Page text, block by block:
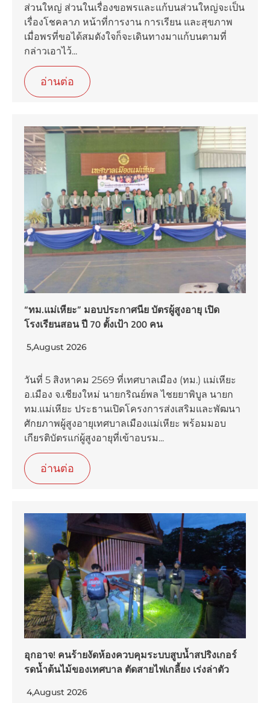
ส่วนใหญ่ ส่วนในเรื่องขอพรและแก้บนส่วนใหญ่จะเป็น
เรื่องโชคลาภ หน้าที่การงาน การเรียน และสุขภาพ
เมื่อพรที่ขอได้สมดังใจก็จะเดินทางมาแก้บนตามที่
กล่าวเอาไว้...
อ่านต่อ
“ทม.แม่เหียะ” มอบประกาศนีย บัตรผู้สูงอายุ เปิด
โรงเรียนสอน ปี 70 ตั้งเป้า 200 คน
5,August 2026
วันที่ 5 สิงหาคม 2569 ที่เทศบาลเมือง (ทม.) แม่เหียะ
อ.เมือง จ.เชียงใหม่ นายกริณย์พล ไชยยาพิบูล นายก
ทม.แม่เหียะ ประธานเปิดโครงการส่งเสริมและพัฒนา
ศักยภาพผู้สูงอายุเทศบาลเมืองแม่เหียะ พร้อมมอบ
เกียรติบัตรแก่ผู้สูงอายุที่เข้าอบรม...
อ่านต่อ
อุกอาจ! คนร้ายงัดห้องควบคุมระบบสูบน้ำสปริงเกอร์
รดน้ำต้นไม้ของเทศบาล ตัดสายไฟเกลี้ยง เร่งล่าตัว
4,August 2026